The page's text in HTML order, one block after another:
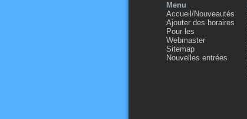
Menu
Accueil/Nouveautés
Ajouter des horaires
Pour les
Webmaster
Sitemap
Nouvelles entrées